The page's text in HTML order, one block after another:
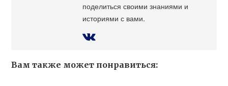
поделиться своими знаниями и
историями с вами.
Вам также может понравиться: